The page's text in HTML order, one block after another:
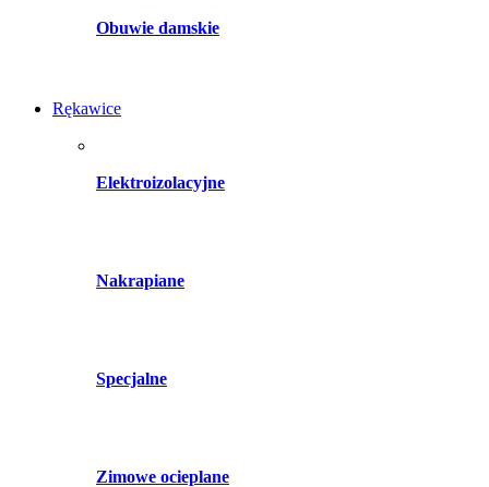
Obuwie damskie
Rękawice
Elektroizolacyjne
Nakrapiane
Specjalne
Zimowe ocieplane